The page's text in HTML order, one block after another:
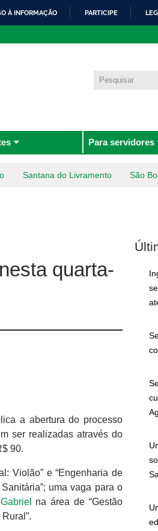
À INFORMAÇÃO PARTICIPE
Para servidores
Santana do Livramento São
quarta-
a abertura do processo
ser realizadas através do
90.
Violão” e “Engenharia de
uma vaga para o
na área de “Gestão